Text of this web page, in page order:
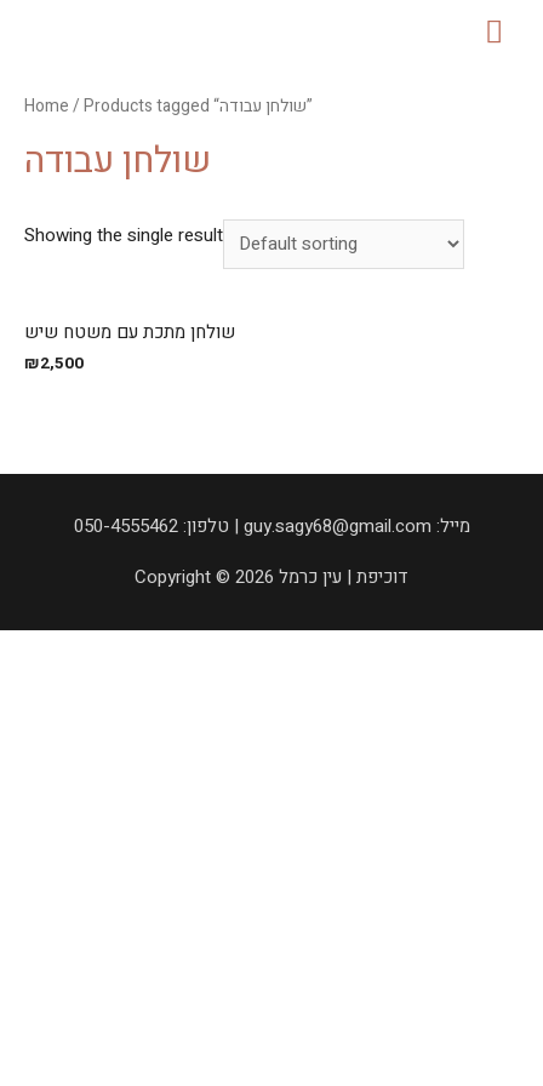
Home / Products tagged “שולחן עבודה”
שולחן עבודה
Showing the single result
שולחן מתכת עם משטח שיש
₪2,500
050-4555462 :טלפון | guy.sagy68@gmail.com :מייל
Copyright © 2026 דוכיפת | עין כרמל